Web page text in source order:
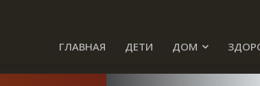
ГЛАВНАЯ ДЕТИ ДОМ